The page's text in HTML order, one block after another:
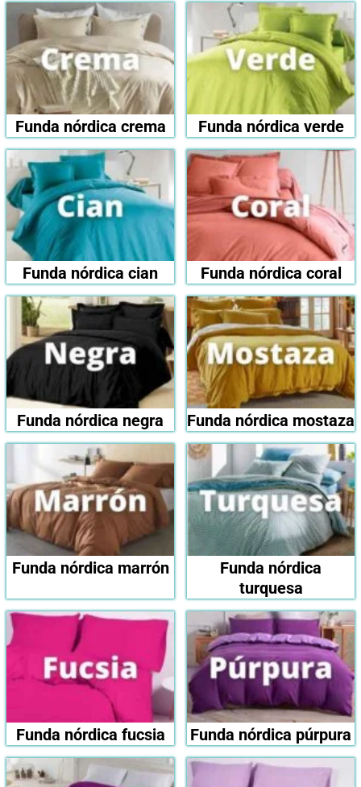
Funda nórdica crema Funda nórdica verde
Funda nórdica cian Funda nórdica coral
Funda nórdica negra Funda nórdica mostaza
Funda nórdica marrón
Funda nórdica
turquesa
Funda nórdica fucsia Funda nórdica púrpura